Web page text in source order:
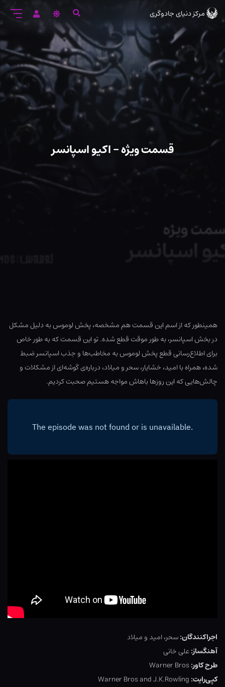
ورود
به
اصلی
مرکز دنیای جادوگری
قسمت ویژه – اکیو اسپانسر
همینطور که از اسم این قسمت هم مشخصه، پخش لوموس به دلیل مشکل
در بخش اسپانسر، به طور موقت قطع شده. تو این قسمت که به طور خاص
برای اطلاع‌رسانی قطع پخش لوموس به مخاطب‌ها و جذب اسپانسر ضبط
شده، همراه با امید، خشایار، سحر و میلاد، درباره‌ی گوشه‌ای از مشکلات و
چالش‌هایی که این روزها باهاش مواجه هستیم صحبت کردیم.
اجراکنندگان:سحر، امید و میلاد
آهنگساز:علی خانی
طرح کاور:Warner Bros
کپی‌رایت: Warner Bros and J.K.Rowling